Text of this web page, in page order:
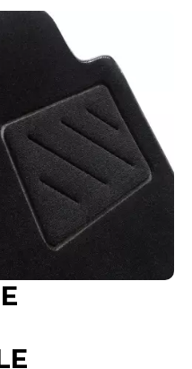
prévus à l'origine
possible